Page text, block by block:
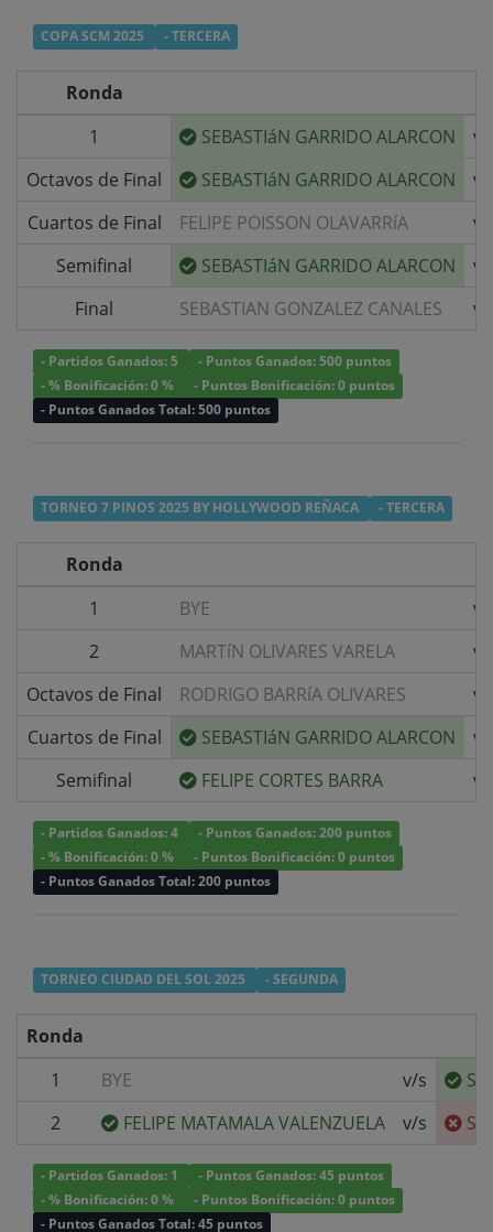
COPA SCM 2025 - TERCERA
Ronda
1
SEBASTIáN GARRIDO ALARCON
v/
Octavos de Final
SEBASTIáN GARRIDO ALARCON
v/
Cuartos de Final
FELIPE POISSON OLAVARRíA
v/
Semifinal
SEBASTIáN GARRIDO ALARCON
v/
Final
SEBASTIAN GONZALEZ CANALES v/
- Partidos Ganados: 5
- Puntos Ganados: 500 puntos
- % Bonificación: 0 %
- Puntos Bonificación: 0 puntos
- Puntos Ganados Total: 500 puntos
TORNEO 7 PINOS 2025 BY HOLLYWOOD REÑACA - TERCERA
Ronda
1
BYE
v/
2
MARTíN OLIVARES VARELA
v/
Octavos de Final
RODRIGO BARRíA OLIVARES
v/
Cuartos de Final
SEBASTIáN GARRIDO ALARCON
v/
Semifinal
FELIPE CORTES BARRA v/
- Partidos Ganados: 4
- Puntos Ganados: 200 puntos
- % Bonificación: 0 %
- Puntos Bonificación: 0 puntos
- Puntos Ganados Total: 200 puntos
TORNEO CIUDAD DEL SOL 2025 - SEGUNDA
Ronda
1
BYE v/s
2
FELIPE MATAMALA VALENZUELA v/s
- Partidos Ganados: 1
- Puntos Ganados: 45 puntos
- % Bonificación: 0 %
- Puntos Bonificación: 0 puntos
- Puntos Ganados Total: 45 puntos